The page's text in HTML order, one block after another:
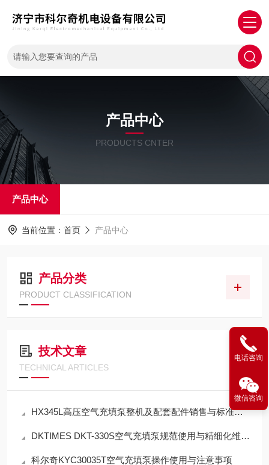
产品中心
PRODUCTS CNTER
产品中心
当前位置： 首页 产品中心
产品分类
PRODUCT CLASSIFICATION
技术文章
TECHNICAL ARTICLES
HX345L高压空气充填泵整机及配套配件销售与标准化应用技术解析
DKTIMES DKT-330S空气充填泵规范使用与精细化维保技术指南
科尔奇KYC30035T空气充填泵操作使用与注意事项
电话咨询
微信咨询